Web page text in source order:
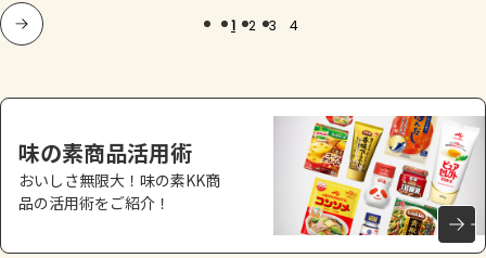
1 2 3 4
味の素商品活用術
おいしさ無限大！味の素KK商
品の活用術をご紹介！